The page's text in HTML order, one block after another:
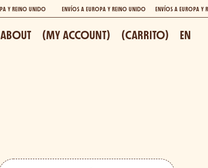
ENVÍOS A EUROPA Y REINO UNIDO ENVÍOS A EUROPA Y REINO UNIDO
ABOUT (MY ACCOUNT) (CARRITO) EN